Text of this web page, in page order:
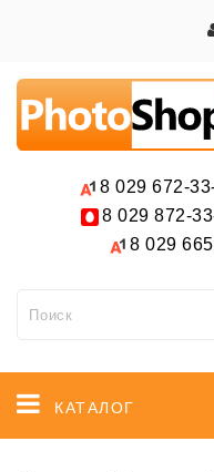
8 029 672-
8 029 872-
8 029
КАТАЛОГ